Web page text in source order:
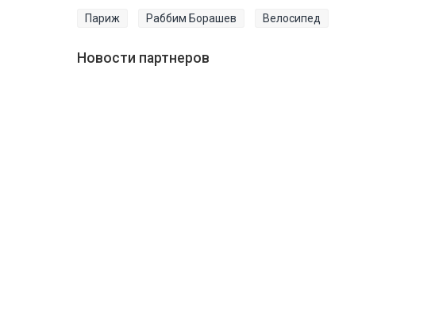
Париж Раббим Борашев Велосипед
Новости партнеров